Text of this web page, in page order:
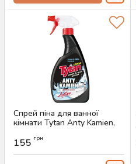
Спрей піна для ванної
кімнати Tytan Anty Kamien,
Артикул:
155 грн